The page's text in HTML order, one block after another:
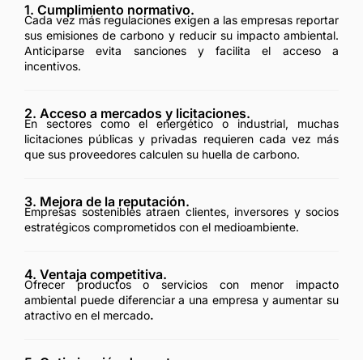
1. Cumplimiento normativo.
Cada vez más regulaciones exigen a las empresas reportar
sus emisiones de carbono y reducir su impacto ambiental.
Anticiparse evita sanciones y facilita el acceso a
incentivos.
2. Acceso a mercados y licitaciones.
En sectores como el energético o industrial, muchas
licitaciones públicas y privadas requieren cada vez más
que sus proveedores calculen su huella de carbono.
3. Mejora de la reputación.
Empresas sostenibles atraen clientes, inversores y socios
estratégicos comprometidos con el medioambiente.
4. Ventaja competitiva.
Ofrecer productos o servicios con menor impacto
ambiental puede diferenciar a una empresa y aumentar su
atractivo en el mercado.